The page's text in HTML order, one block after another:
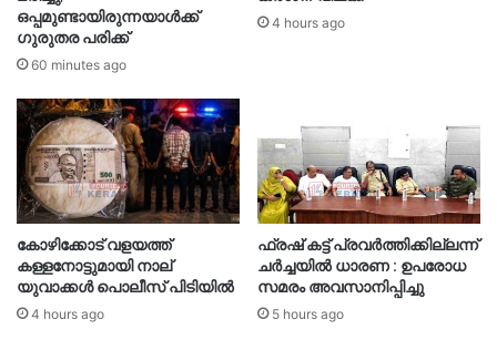
ഒപ്പമുണ്ടായിരുന്നയാൾക്ക്
ഗുരുതര പരിക്ക്
60 minutes ago
4 hours ago
കോഴിക്കോട് വളയത്ത്
കള്ളനോട്ടുമായി നാല്
യുവാക്കൾ പൊലീസ് പിടിയിൽ
4 hours ago
ഫ്രഷ് കട്ട് പ്രവർത്തിക്കില്ലന്ന്
ചർച്ചയിൽ ധാരണ : ഉപരോധ
സമരം അവസാനിപ്പിച്ചു
5 hours ago